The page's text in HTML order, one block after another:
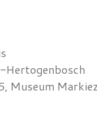
Hertogenbosch
Museum